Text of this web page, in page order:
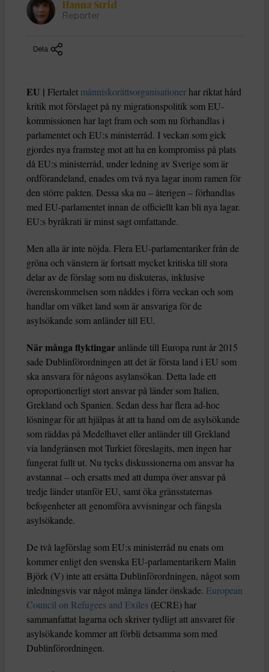
Hanna Strid
Reporter
Dela
EU | Flertalet människorättsorganisationer har riktat hård
kritik mot förslaget på ny migrationspolitik som EU-
kommissionen har lagt fram och som nu förhandlas i
parlamentet och EU:s ministerråd. I veckan som gick
gjordes nya framsteg mot att ha en kompromiss på plats
då EU:s ministerråd, under ledning av Sverige som är
ordförandeland, enades om två nya lagar inom ramen för
den större pakten. Dessa ska nu – återigen – förhandlas
med EU-parlamentet innan de officiellt kan bli nya lagar.
EU:s byråkrati är minst sagt omfattande.
Men alla är inte nöjda. Flera EU-parlamentariker från de
gröna och vänstern är fortsatt mycket kritiska till stora
delar av de förslag som nu diskuteras, inklusive
överenskommelsen som nåddes i förra veckan och som
handlar om vilket land som är ansvariga för de
asylsökande som anländer till EU.
När många flyktingaranlände till Europa runt år 2015
sade Dublinförordningen att det är första land i EU som
ska ansvara för någons asylansökan. Detta lade ett
oproportionerligt stort ansvar på länder som Italien,
Grekland och Spanien. Sedan dess har flera ad-hoc
lösningar för att hjälpas åt att ta hand om de asylsökande
som räddas på Medelhavet eller anländer till Grekland
via landgränsen mot Turkiet föreslagits, men ingen har
fungerat fullt ut. Nu tycks diskussionerna om ansvar ha
avstannat – och ersatts med att dumpa över ansvar på
tredje länder utanför EU, samt öka gränsstaternas
befogenheter att genomföra avvisningar och fängsla
asylsökande.
De två lagförslag som EU:s ministerråd nu enats om
kommer enligt den svenska EU-parlamentarikern Malin
Björk (V) inte att ersätta Dublinförordningen, något som
inledningsvis var något många länder önskade. European
Council on Refugees and Exiles (ECRE) har
sammanfattat lagarna och skriver tydligt att ansvaret för
asylsökande kommer att förbli detsamma som med
Dublinförordningen.